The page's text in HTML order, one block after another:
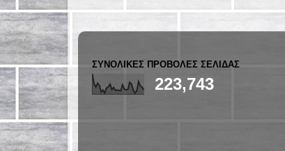
ΣΥΝΟΛΙΚΈΣ ΠΡΟΒΟΛΈΣ ΣΕΛΊΔΑΣ
223,743